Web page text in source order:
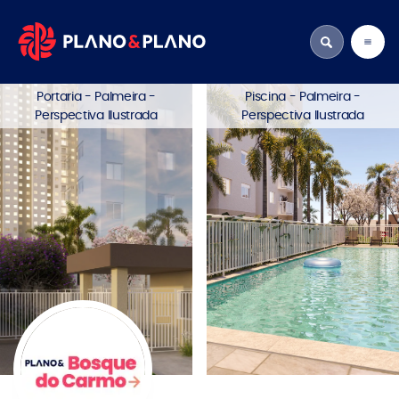
Portaria - Palmeira -
Perspectiva Ilustrada
Piscina - Palmeira -
Perspectiva Ilustrada